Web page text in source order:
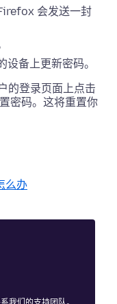
会发送一封
备上更新密码。
的登录页面上点击
密码。这将重置你
么办